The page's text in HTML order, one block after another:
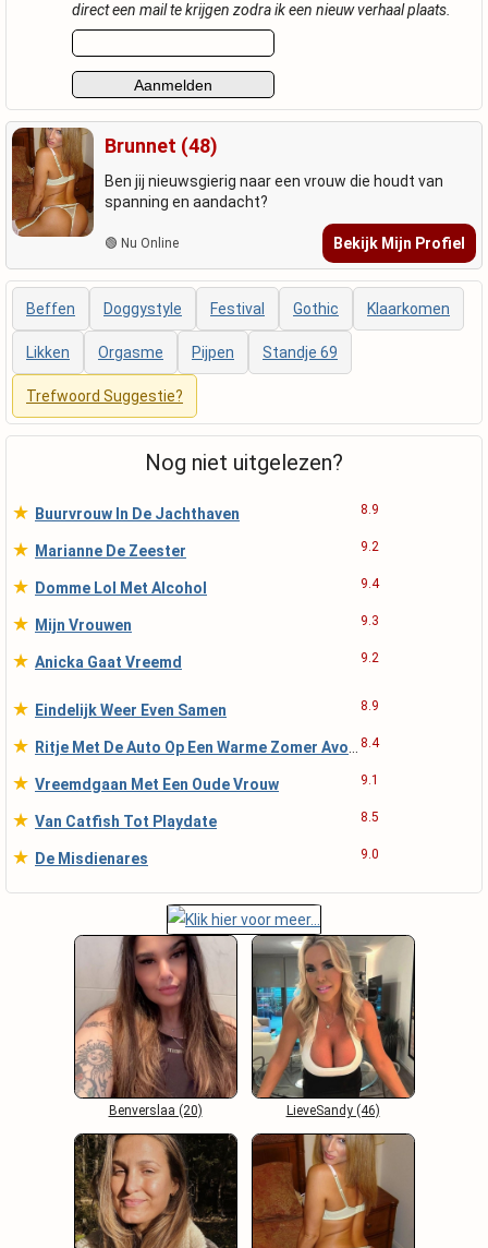
direct een mail te krijgen zodra ik een nieuw verhaal plaats.
Brunnet (48)
Ben jij nieuwsgierig naar een vrouw die houdt van
spanning en aandacht?
🟢 Nu Online Bekijk Mijn Profiel
Beffen Doggystyle Festival Gothic Klaarkomen
Likken Orgasme Pijpen Standje 69
Trefwoord Suggestie?
Nog niet uitgelezen?
★ Buurvrouw In De Jachthaven 8.9
★ Marianne De Zeester 9.2
★ Domme Lol Met Alcohol 9.4
★ Mijn Vrouwen 9.3
★ Anicka Gaat Vreemd 9.2
★ Eindelijk Weer Even Samen 8.9
★ Ritje Met De Auto Op Een Warme Zomer Avond 8.4
★ Vreemdgaan Met Een Oude Vrouw 9.1
★ Van Catfish Tot Playdate 8.5
★ De Misdienares 9.0
Benverslaa (20) LieveSandy (46)